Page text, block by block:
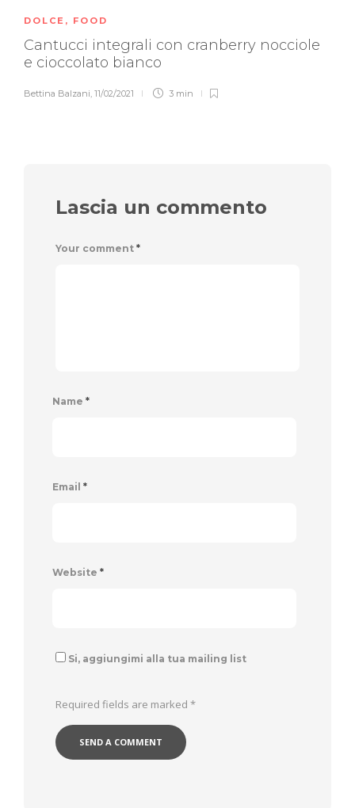
DOLCE , FOOD
Cantucci integrali con cranberry nocciole
e cioccolato bianco
Bettina Balzani, 11/02/2021 3 min
Lascia un commento
Your comment *
Name *
Email *
Website *
Si, aggiungimi alla tua mailing list
Required fields are marked *